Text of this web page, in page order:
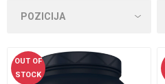
OUT OF
STOCK